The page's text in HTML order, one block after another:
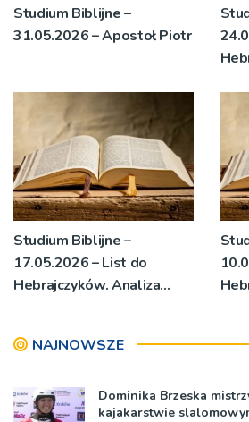
Studium Biblijne –
31.05.2026 – Apostoł Piotr
Studium Biblijne –
17.05.2026 – List do
Hebrajczyków. Analiza
NAJNOWSZE
Dominika Brzeska
kajakarstwie